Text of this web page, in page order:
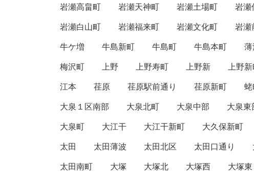
岩瀬高畠町
岩瀬天神町 岩瀬土場町 岩瀬
岩瀬白山町
岩瀬福来町 岩瀬文化町 岩瀬
牛ケ増
牛島新町 牛島町 牛島本町
梅沢町
上野 上野寿町 上野新 上野
江本
荏原 荏原駅前通り 荏原新町
大泉１区南部
大泉北町 大泉中部 大泉東
大泉町
大江干 大江干新町 大久保新町
太田
太田薄波 太田北区 太田口通り
太田南町
大塚 大塚北 大塚西 大塚東